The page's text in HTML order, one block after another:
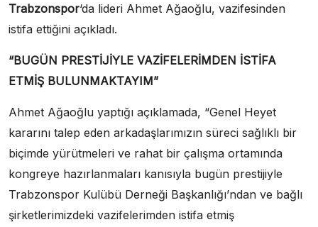
Trabzonspor‘da lideri Ahmet Ağaoğlu, vazifesinden
istifa ettiğini açıkladı.
“BUGÜN PRESTİJİYLE VAZİFELERİMDEN İSTİFA
ETMİŞ BULUNMAKTAYIM”
Ahmet Ağaoğlu yaptığı açıklamada, “Genel Heyet
kararını talep eden arkadaşlarımızın süreci sağlıklı bir
biçimde yürütmeleri ve rahat bir çalışma ortamında
kongreye hazırlanmaları kanısıyla bugün prestijiyle
Trabzonspor Kulübü Derneği Başkanlığı’ndan ve bağlı
şirketlerimizdeki vazifelerimden istifa etmiş